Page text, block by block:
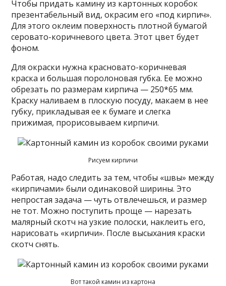
Чтобы придать камину из картонных коробок
презентабельный вид, окрасим его «под кирпич».
Для этого оклеим поверхность плотной бумагой
серовато-коричневого цвета. Этот цвет будет
фоном.
Для окраски нужна красновато-коричневая
краска и большая поролоновая губка. Ее можно
обрезать по размерам кирпича — 250*65 мм.
Краску наливаем в плоскую посуду, макаем в нее
губку, прикладывая ее к бумаге и слегка
прижимая, прорисовываем кирпичи.
Рисуем кирпичи
Работая, надо следить за тем, чтобы «швы» между
«кирпичами» были одинаковой ширины. Это
непростая задача — чуть отвлечешься, и размер
не тот. Можно поступить проще — нарезать
малярный скотч на узкие полоски, наклеить его,
нарисовать «кирпичи». После высыхания краски
скотч снять.
Вот такой камин из картона